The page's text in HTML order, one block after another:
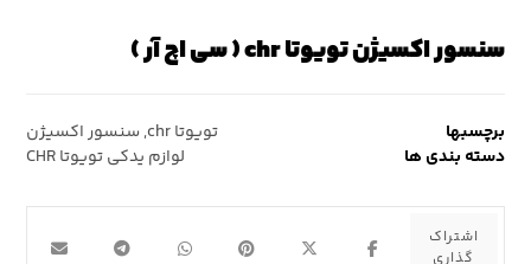
سنسور اکسیژن تویوتا chr ( سی اچ آر )
برچسبها تویوتا chr ,سنسور اکسیژن
دسته بندی ها
لوازم یدکی تویوتا CHR